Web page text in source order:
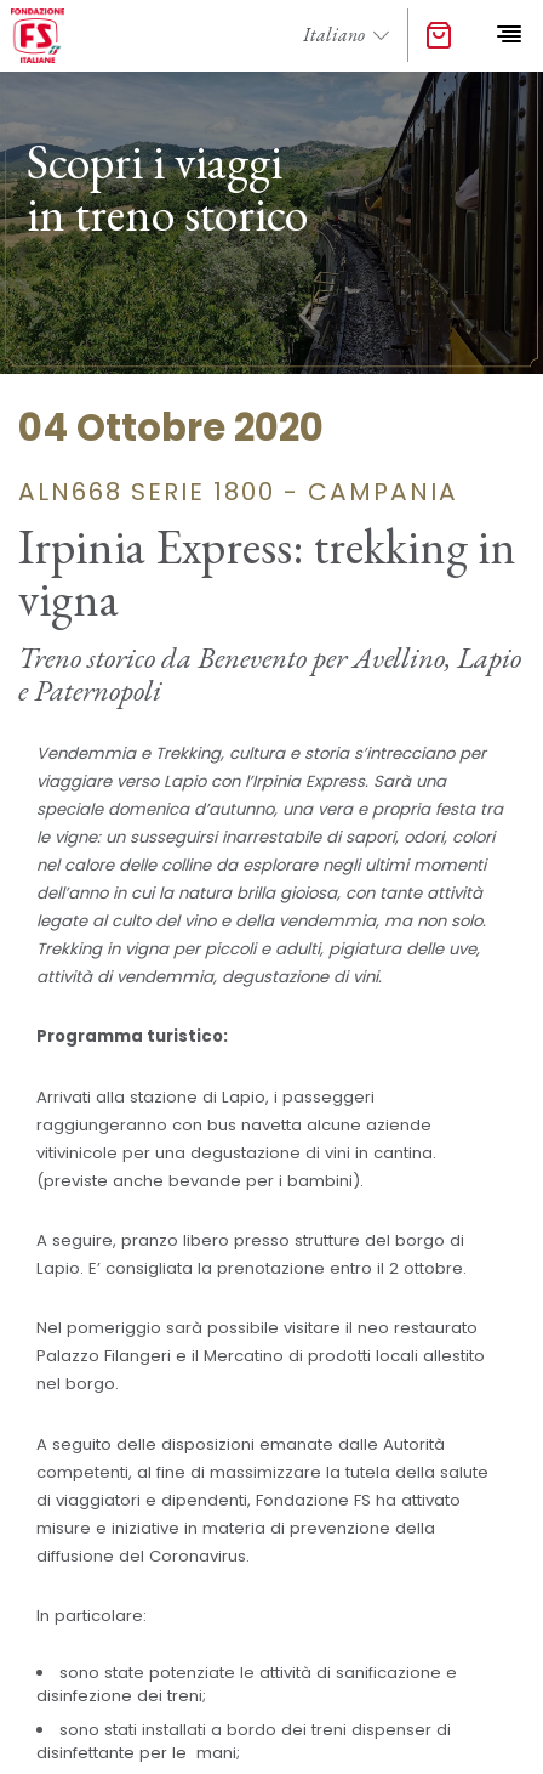
Scopri i viaggi
in treno storico
04 Ottobre 2020
ALN668 SERIE 1800 - CAMPANIA
Irpinia Express: trekking in
vigna
Treno storico da Benevento per Avellino, Lapio
e Paternopoli
Vendemmia e Trekking, cultura e storia s’intrecciano per
viaggiare verso Lapio con l’Irpinia Express. Sarà una
speciale domenica d’autunno, una vera e propria festa tra
le vigne: un susseguirsi inarrestabile di sapori, odori, colori
nel calore delle colline da esplorare negli ultimi momenti
dell’anno in cui la natura brilla gioiosa, con tante attività
legate al culto del vino e della vendemmia, ma non solo.
Trekking in vigna per piccoli e adulti, pigiatura delle uve,
attività di vendemmia, degustazione di vini.
Programma turistico:
Arrivati alla stazione di Lapio, i passeggeri
raggiungeranno con bus navetta alcune aziende
vitivinicole per una degustazione di vini in cantina.
(previste anche bevande per i bambini).
A seguire, pranzo libero presso strutture del borgo di
Lapio. E’ consigliata la prenotazione entro il 2 ottobre.
Nel pomeriggio sarà possibile visitare il neo restaurato
Palazzo Filangeri e il Mercatino di prodotti locali allestito
nel borgo.
A seguito delle disposizioni emanate dalle Autorità
competenti, al fine di massimizzare la tutela della salute
di viaggiatori e dipendenti, Fondazione FS ha attivato
misure e iniziative in materia di prevenzione della
diffusione del Coronavirus.
In particolare:
sono state potenziate le attività di sanificazione e
disinfezione dei treni;
sono stati installati a bordo dei treni dispenser di
disinfettante per le mani;